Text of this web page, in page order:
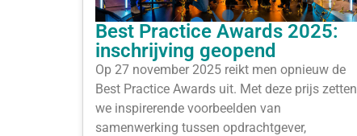
Best Practice Awards 2025:
inschrijving geopend
Op 27 november 2025 reikt men opnieuw de
Best Practice Awards uit. Met deze prijs zetten
we inspirerende voorbeelden van
samenwerking tussen opdrachtgever,